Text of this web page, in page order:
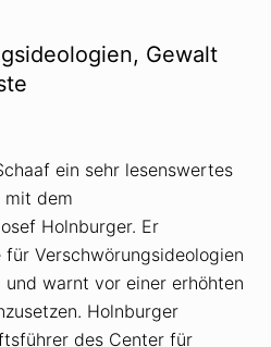
Gewalt
ein sehr lesenswertes
dem
Holnburger. Er
Verschwörungsideologien
und warnt vor einer erhöhten
Holnburger
des Center für